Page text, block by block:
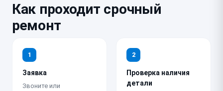
Как проходит срочный
ремонт
1
Заявка
Звоните или
2
Проверка наличия
детали